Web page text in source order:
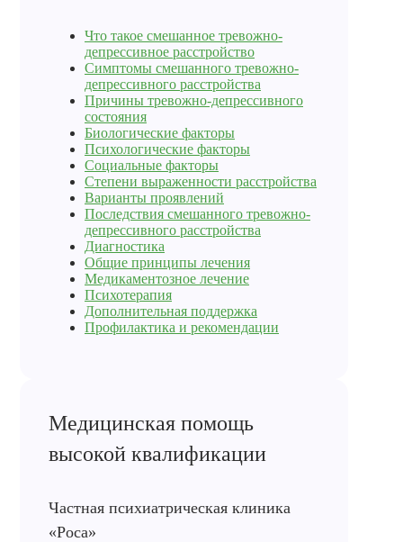
Что такое смешанное тревожно-
депрессивное расстройство
Симптомы смешанного тревожно-
депрессивного расстройства
Причины тревожно-депрессивного
состояния
Биологические факторы
Психологические факторы
Социальные факторы
Степени выраженности расстройства
Варианты проявлений
Последствия смешанного тревожно-
депрессивного расстройства
Диагностика
Общие принципы лечения
Медикаментозное лечение
Психотерапия
Дополнительная поддержка
Профилактика и рекомендации
Медицинская помощь
высокой квалификации
Частная психиатрическая клиника
«Роса»